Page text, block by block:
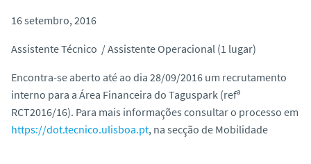
16 setembro, 2016
Assistente Técnico / Assistente Operacional (1 lugar)
Encontra-se aberto até ao dia 28/09/2016 um recrutamento
interno para a Área Financeira do Taguspark (refª
RCT2016/16). Para mais informações consultar o processo em
https://dot.tecnico.ulisboa.pt, na secção de Mobilidade